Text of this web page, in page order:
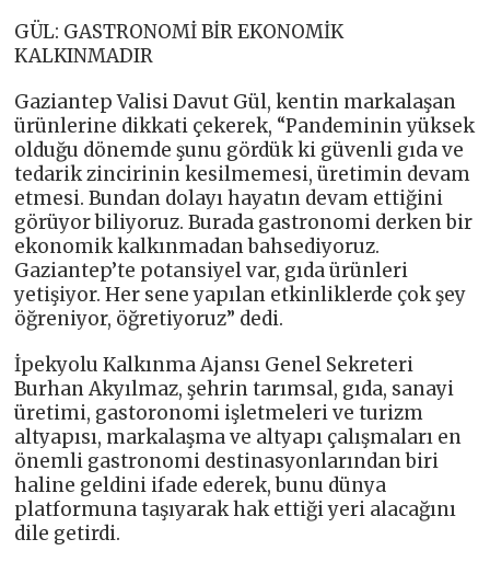
GÜL: GASTRONOMİ BİR EKONOMİK
KALKINMADIR
Gaziantep Valisi Davut Gül, kentin markalaşan
ürünlerine dikkati çekerek, “Pandeminin yüksek
olduğu dönemde şunu gördük ki güvenli gıda ve
tedarik zincirinin kesilmemesi, üretimin devam
etmesi. Bundan dolayı hayatın devam ettiğini
görüyor biliyoruz. Burada gastronomi derken bir
ekonomik kalkınmadan bahsediyoruz.
Gaziantep’te potansiyel var, gıda ürünleri
yetişiyor. Her sene yapılan etkinliklerde çok şey
öğreniyor, öğretiyoruz” dedi.
İpekyolu Kalkınma Ajansı Genel Sekreteri
Burhan Akyılmaz, şehrin tarımsal, gıda, sanayi
üretimi, gastoronomi işletmeleri ve turizm
altyapısı, markalaşma ve altyapı çalışmaları en
önemli gastronomi destinasyonlarından biri
haline geldini ifade ederek, bunu dünya
platformuna taşıyarak hak ettiği yeri alacağını
dile getirdi.